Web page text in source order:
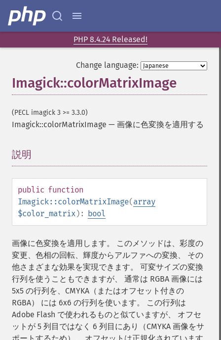
PHP 8.4.24 Released!
Change language:
Imagick::colorMatrixImage
(PECL imagick 3 >= 3.3.0)
Imagick::colorMatrixImage — 画像に色変換を適用する
説明
public function
Imagick::colorMatrixImage(array
$color_matrix): bool
画像に色変換を適用します。 このメソッドは、彩度の
変更、色相の回転、輝度からアルファへの変換、 その
他さまざまな効果を実現できます。 可変サイズの変換
行列を使うこともできますが、 通常は RGBA 画像には
5x5 の行列を、CMYKA（またはオフセット付きの
RGBA） には 6x6 の行列を使います。 この行列は
Adobe Flash で使われるものと似ていますが、 オフセ
ットが 5 列目ではなく 6 列目にあり（CMYKA 画像をサ